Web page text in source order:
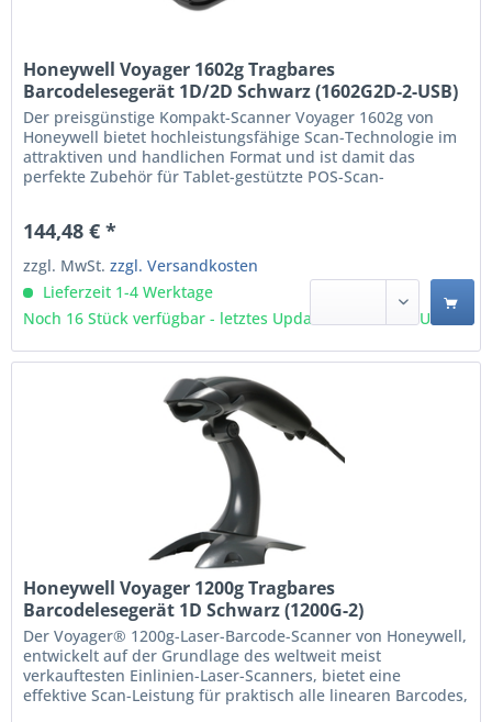
Honeywell Voyager 1602g Tragbares
Barcodelesegerät 1D/2D Schwarz (1602G2D-2-USB)
Der preisgünstige Kompakt-Scanner Voyager 1602g von
Honeywell bietet hochleistungsfähige Scan-Technologie im
attraktiven und handlichen Format und ist damit das
perfekte Zubehör für Tablet-gestützte POS-Scan-
gleiche hochleistungsfähige Area-Imaging-Engine wie die...
144,48 € *
zzgl. MwSt.zzgl. Versandkosten
Lieferzeit 1-4 Werktage
Noch 16 Stück verfügbar - letztes Update 06.08 - 3:03 Uhr
Honeywell Voyager 1200g Tragbares
Barcodelesegerät 1D Schwarz (1200G-2)
Der Voyager® 1200g-Laser-Barcode-Scanner von Honeywell,
entwickelt auf der Grundlage des weltweit meist
verkauftesten Einlinien-Laser-Scanners, bietet eine
effektive Scan-Leistung für praktisch alle linearen Barcodes,